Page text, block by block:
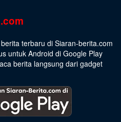
terbaru di Siaran-berita.com
untuk Android di Google Play
berita langsung dari gadget